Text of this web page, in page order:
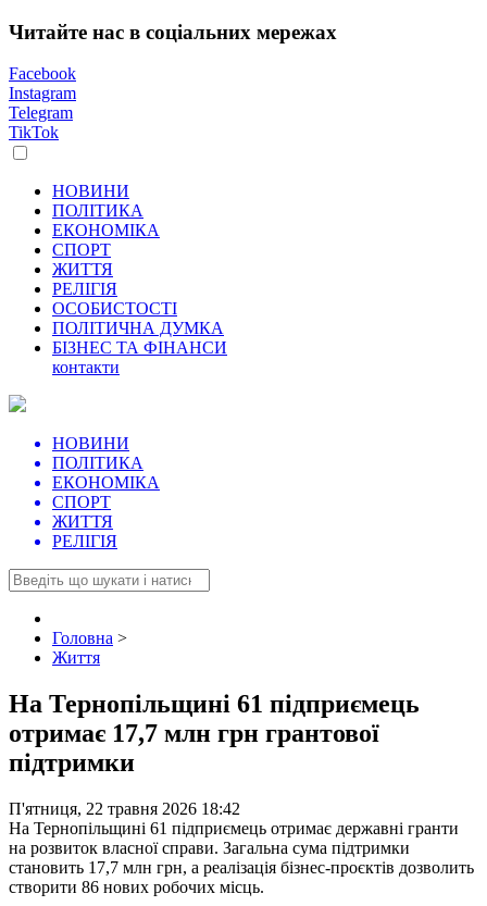
Читайте нас в соціальних мережах
Facebook
Instagram
Telegram
TikTok
НОВИНИ
ПОЛІТИКА
ЕКОНОМІКА
СПОРТ
ЖИТТЯ
РЕЛІГІЯ
ОСОБИСТОСТІ
ПОЛІТИЧНА ДУМКА
БІЗНЕС ТА ФІНАНСИ
контакти
НОВИНИ
ПОЛІТИКА
ЕКОНОМІКА
СПОРТ
ЖИТТЯ
РЕЛІГІЯ
Головна >
Життя
На Тернопільщині 61 підприємець
отримає 17,7 млн грн грантової
підтримки
П'ятниця, 22 травня 2026 18:42
На Тернопільщині 61 підприємець отримає державні гранти
на розвиток власної справи. Загальна сума підтримки
становить 17,7 млн грн, а реалізація бізнес-проєктів дозволить
створити 86 нових робочих місць.